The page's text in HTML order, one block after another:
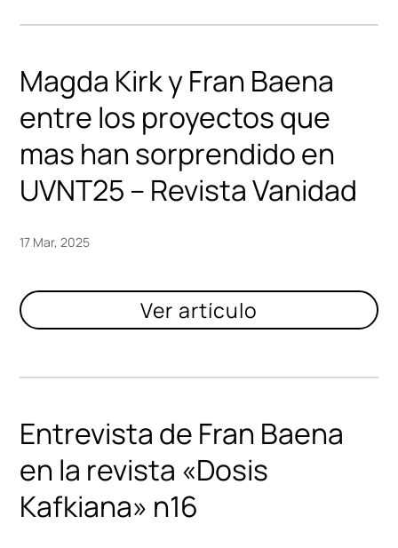
Magda Kirk y Fran Baena
entre los proyectos que
mas han sorprendido en
UVNT25 – Revista Vanidad
17 Mar, 2025
Entrevista de Fran Baena
en la revista «Dosis
Kafkiana» n16